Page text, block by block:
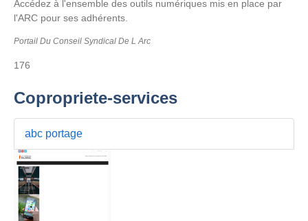
Accédez à l'ensemble des outils numériques mis en place par
l'ARC pour ses adhérents.
Portail Du Conseil Syndical De L Arc
176
Copropriete-services
abc portage